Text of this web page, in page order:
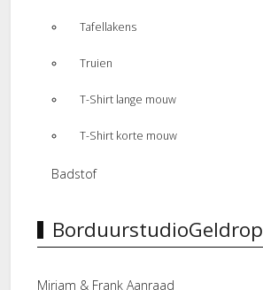
Tafellakens
Truien
T-Shirt lange mouw
T-Shirt korte mouw
Badstof
Miriam & Frank Aanraad